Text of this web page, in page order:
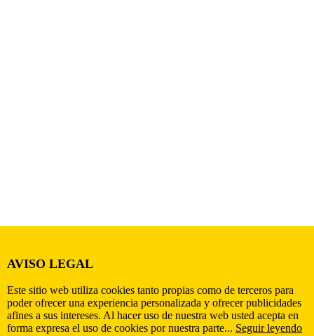
AVISO LEGAL
Este sitio web utiliza cookies tanto propias como de terceros para
poder ofrecer una experiencia personalizada y ofrecer publicidades
afines a sus intereses. Al hacer uso de nuestra web usted acepta en
forma expresa el uso de cookies por nuestra parte... Seguir leyendo